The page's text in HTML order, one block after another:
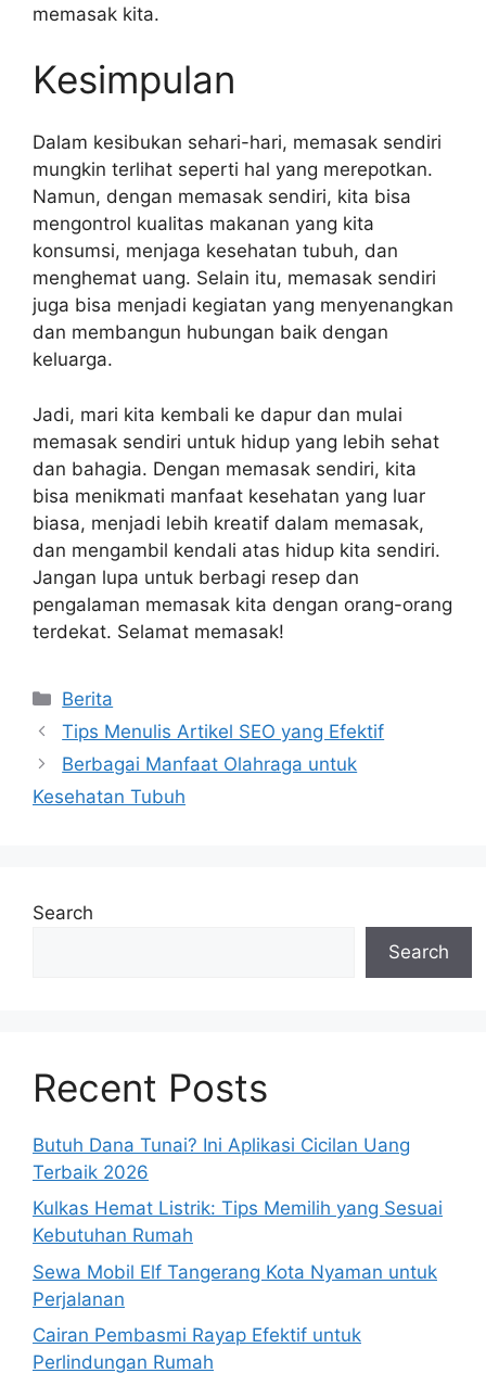
memasak kita.
Kesimpulan
Dalam kesibukan sehari-hari, memasak sendiri
mungkin terlihat seperti hal yang merepotkan.
Namun, dengan memasak sendiri, kita bisa
mengontrol kualitas makanan yang kita
konsumsi, menjaga kesehatan tubuh, dan
menghemat uang. Selain itu, memasak sendiri
juga bisa menjadi kegiatan yang menyenangkan
dan membangun hubungan baik dengan
keluarga.
Jadi, mari kita kembali ke dapur dan mulai
memasak sendiri untuk hidup yang lebih sehat
dan bahagia. Dengan memasak sendiri, kita
bisa menikmati manfaat kesehatan yang luar
biasa, menjadi lebih kreatif dalam memasak,
dan mengambil kendali atas hidup kita sendiri.
Jangan lupa untuk berbagi resep dan
pengalaman memasak kita dengan orang-orang
terdekat. Selamat memasak!
Categories
Berita
Tips Menulis Artikel SEO yang Efektif
Berbagai Manfaat Olahraga untuk
Kesehatan Tubuh
Search
Search
Recent Posts
Butuh Dana Tunai? Ini Aplikasi Cicilan Uang
Terbaik 2026
Kulkas Hemat Listrik: Tips Memilih yang Sesuai
Kebutuhan Rumah
Sewa Mobil Elf Tangerang Kota Nyaman untuk
Perjalanan
Cairan Pembasmi Rayap Efektif untuk
Perlindungan Rumah